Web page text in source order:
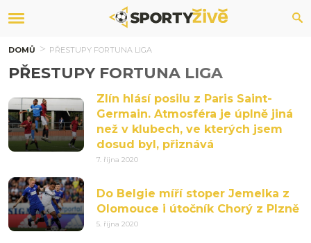
DOMŮ PŘESTUPY FORTUNA LIGA
PŘESTUPY FORTUNA LIGA
Zlín hlásí posilu z Paris Saint-
Germain. Atmosféra je úplně jiná
než v klubech, ve kterých jsem
dosud byl, přiznává
7. října 2020
Do Belgie míří stoper Jemelka z
Olomouce i útočník Chorý z Plzně
5. října 2020